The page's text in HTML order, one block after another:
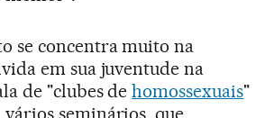
se concentra muito na
em sua juventude na
de "clubes dehomossexuais"
seminários, que